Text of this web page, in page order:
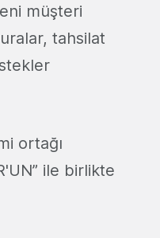
müşteri
tahsilat
ortağı
ile birlikte